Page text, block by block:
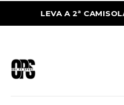
LEVA A 2ª CAMISOLA